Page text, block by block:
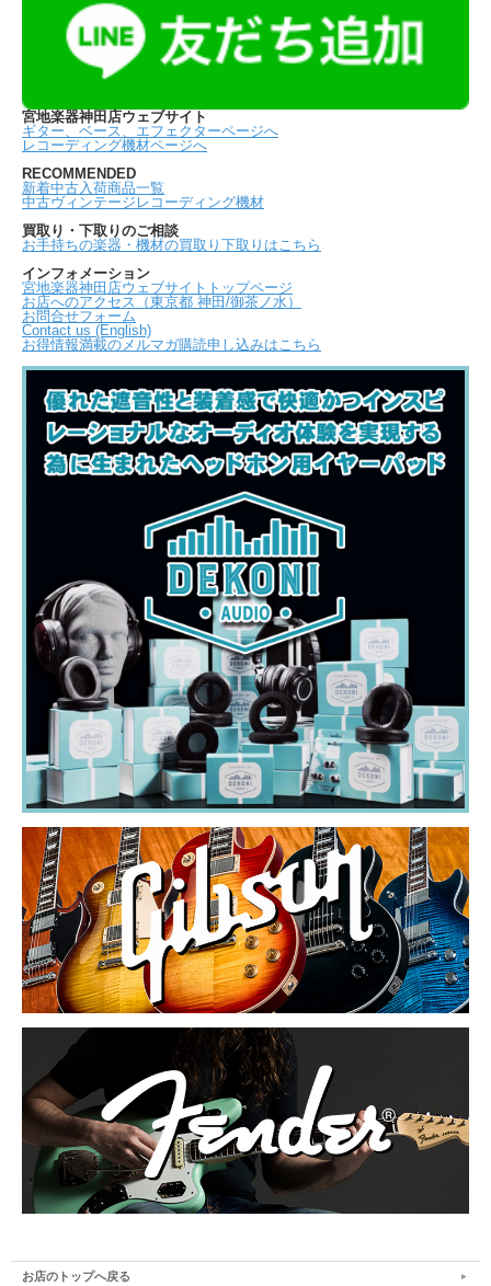
宮地楽器神田店ウェブサイト
ギター、ベース、エフェクターページへ
レコーディング機材ページへ
RECOMMENDED
新着中古入荷商品一覧
中古ヴィンテージレコーディング機材
買取り・下取りのご相談
お手持ちの楽器・機材の買取り下取りはこちら
インフォメーション
宮地楽器神田店ウェブサイトトップページ
お店へのアクセス（東京都 神田/御茶ノ水）
お問合せフォーム
Contact us (English)
お得情報満載のメルマガ購読申し込みはこちら
お店のトップへ戻る